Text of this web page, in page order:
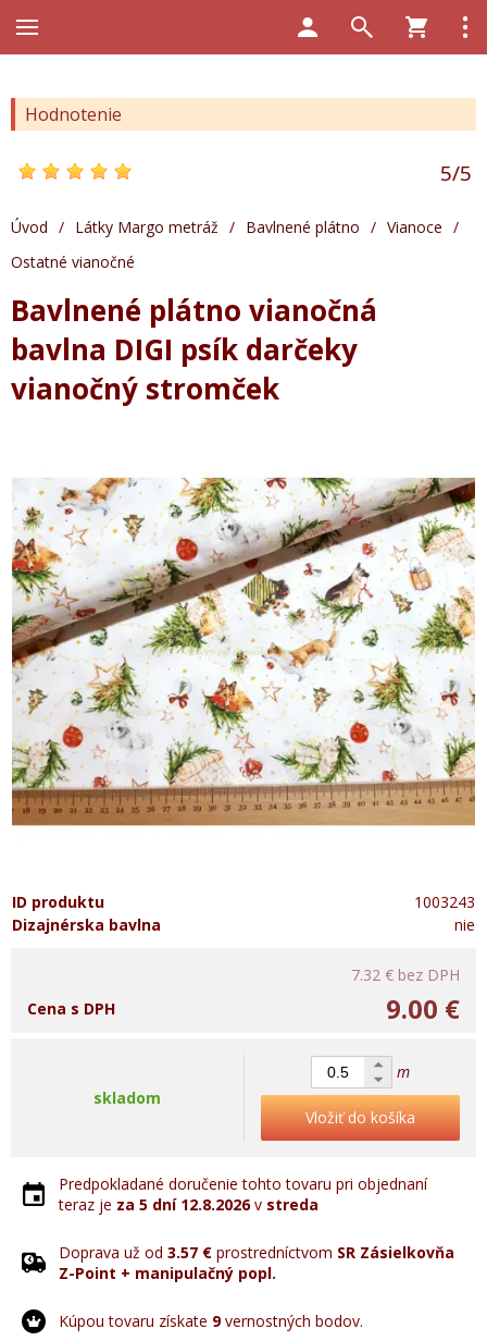
Hodnotenie
5/5
Úvod / Látky Margo metráž / Bavlnené plátno / Vianoce /
Ostatné vianočné
Bavlnené plátno vianočná
bavlna DIGI psík darčeky
vianočný stromček
ID produktu
1003243
Dizajnérska bavlna
nie
7.32 € bez DPH
9.00 €
Cena s DPH
skladom
m
Vložiť do košíka
Predpokladané doručenie tohto tovaru pri objednaní
teraz je za 5 dní 12.8.2026v streda
Doprava už od 3.57 € prostredníctvom SR Zásielkovňa
Z-Point + manipulačný popl.
Kúpou tovaru získate 9vernostných bodov.